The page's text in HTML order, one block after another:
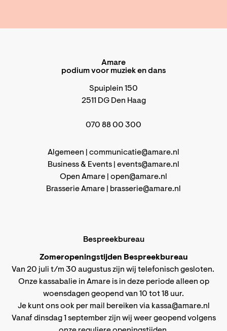
Amare
podium voor muziek en dans
Spuiplein 150
2511 DG Den Haag
070 88 00 300
Algemeen | communicatie@amare.nl
Business & Events | events@amare.nl
Open Amare | open@amare.nl
Brasserie Amare |
brasserie@amare.nl
Bespreekbureau
Zomeropeningstijden Bespreekbureau
Van 20 juli t/m 30 augustus zijn wij telefonisch gesloten.
Onze kassabalie in Amare is in deze periode alleen op
woensdagen geopend van 10 tot 18 uur.
Je kunt ons ook per mail bereiken via kassa@amare.nl
Vanaf dinsdag 1 september zijn wij weer geopend volgens